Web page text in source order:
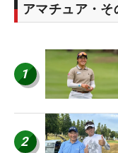
アマチュア・
1
2